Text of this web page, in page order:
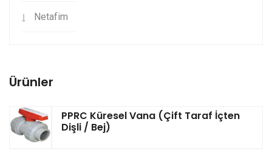
Netafim
Ürünler
PPRC Küresel Vana (Çift Taraf İçten
Dişli / Bej)